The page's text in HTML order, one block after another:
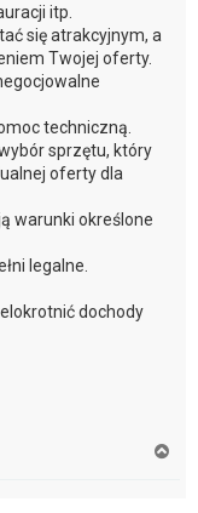
itp.
się atrakcyjnym, a
Twojej oferty.
techniczną.
sprzętu, który
oferty dla
warunki określone
legalne.
dochody